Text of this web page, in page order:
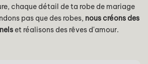
chaque détail de ta robe de mariage
pas que des robes, nous créons des
et réalisons des rêves d'amour.